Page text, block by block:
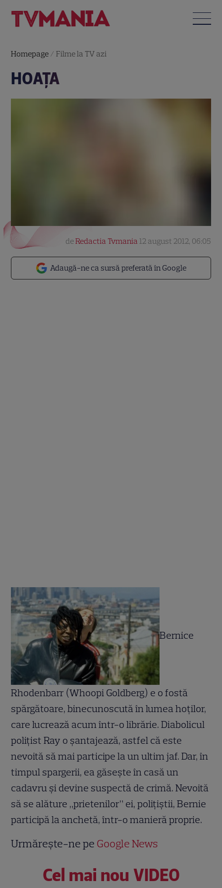
Homepage /Filme la TV azi
HOAŢA
Adaugă-ne ca sursă preferată în Google
deRedactia Tvmania 12 august 2012, 06:05
Bernice
Rhodenbarr (Whoopi Goldberg) e o fostă
spărgătoare, binecunoscută în lumea hoţilor,
care lucrează acum într-o librărie. Diabolicul
poliţist Ray o şantajează, astfel că este
nevoită să mai participe la un ultim jaf. Dar, în
timpul spargerii, ea găseşte în casă un
cadavru şi devine suspectă de crimă. Nevoită
să se alăture „prietenilor” ei, poliţiştii, Bernie
participă la anchetă, într-o manieră proprie.
Urmărește-ne pe Google News
Cel mai nou VIDEO